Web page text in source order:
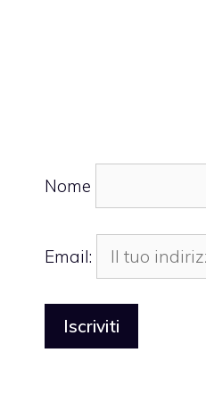
Nome
Email: